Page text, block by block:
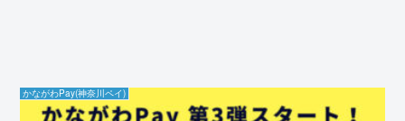
かながわPay(神奈川ペイ)